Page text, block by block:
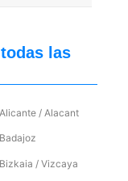
las
Alicante / Alacant
Badajoz
Bizkaia / Vizcaya